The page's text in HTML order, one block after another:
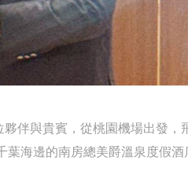
伴與貴賓，從桃園機場出發，
葉海邊的南房總美爵溫泉度假酒